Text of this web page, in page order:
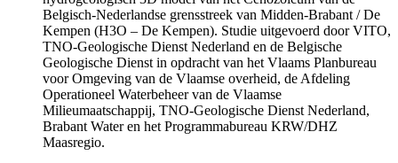
Belgisch-Nederlandse grensstreek van Midden-Brabant / De
Kempen (H3O – De Kempen). Studie uitgevoerd door VITO,
TNO-Geologische Dienst Nederland en de Belgische
Geologische Dienst in opdracht van het Vlaams Planbureau
voor Omgeving van de Vlaamse overheid, de Afdeling
Operationeel Waterbeheer van de Vlaamse
Milieumaatschappij, TNO-Geologische Dienst Nederland,
Brabant Water en het Programmabureau KRW/DHZ
Maasregio.